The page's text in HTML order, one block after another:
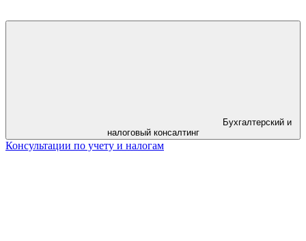
налоговый консалтинг
Консультации по учету и налогам